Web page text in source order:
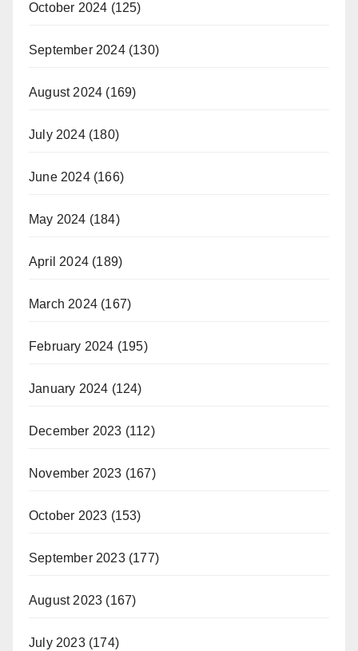
October 2024 (125)
September 2024(130)
August 2024 (169)
July 2024(180)
June 2024(166)
May 2024 (184)
April 2024 (189)
March 2024 (167)
February 2024 (195)
January 2024 (124)
December 2023 (112)
November 2023 (167)
October 2023 (153)
September 2023(177)
August 2023 (167)
July 2023(174)